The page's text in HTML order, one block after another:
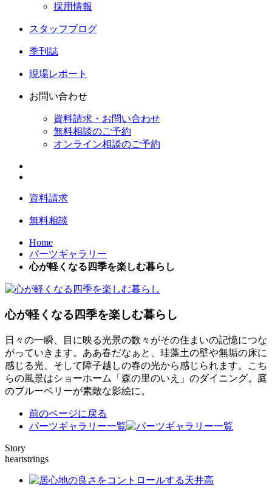
採用情報
スタッフブログ
季刊誌
現場レポート
お問い合わせ
資料請求・お問い合わせ
無料相談のご予約
オンライン相談のご予約
資料請求
無料相談
Home
パーツギャラリー
心が軽くなる四季を楽しむ暮らし
心が軽くなる四季を楽しむ暮らし
日々の一瞬、目に映る光景の数々がその住まいの記憶につな
がっていきます。ああ春だなぁと、珪藻土の壁や無垢の床に
感じる光、そして障子越しの春の光から感じられます。こち
らの風景はショーホーム「森の里のいえ」のダイニング。庭
のブルーベリーが素敵な影絵に。
前のページに戻る
パーツギャラリー一覧
Story
heartstrings